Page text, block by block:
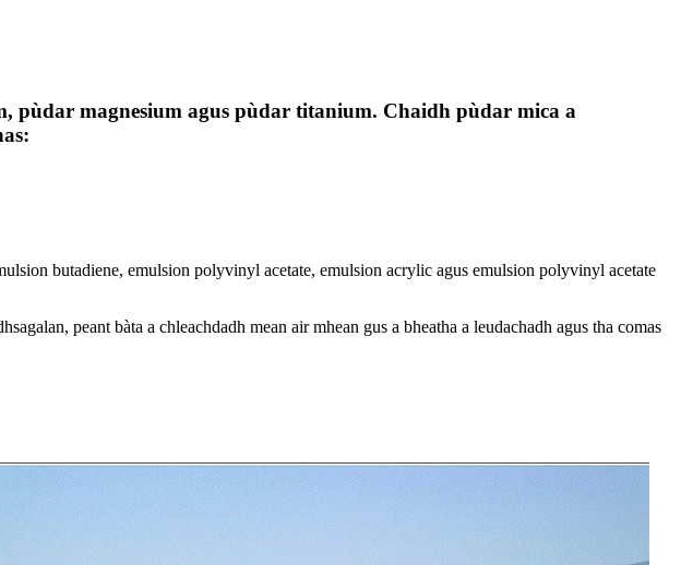
pùdar magnesium agus pùdar titanium. Chaidh pùdar mica a
butadiene, emulsion polyvinyl acetate, emulsion acrylic agus emulsion polyvinyl acetate
peant bàta a chleachdadh mean air mhean gus a bheatha a leudachadh agus tha comas